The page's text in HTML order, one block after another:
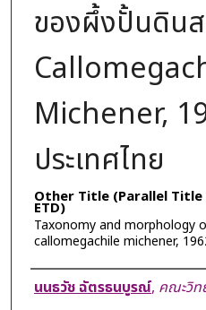
ของผึ้งปั้นดิน
Michener,
ประเทศไทย
Other Title (Parallel
ETD)
Taxonomy and morphology
callomegachile michener,
Author
นนธวัช ฉัตรธนบูรณ์, คณะวิท